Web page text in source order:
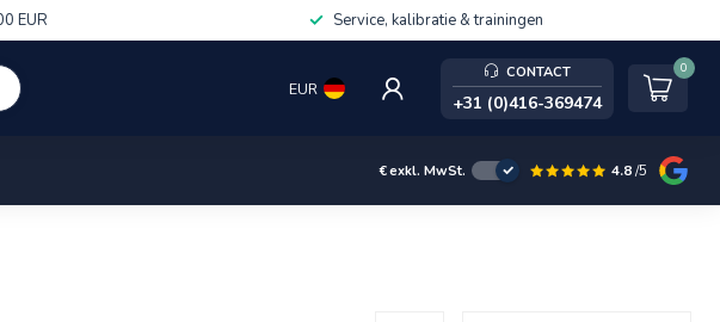
EUR Service, kalibratie & trainingen
EUR
CONTACT
+31 (0)416-369474
0
€exkl. MwSt. 4.8/5